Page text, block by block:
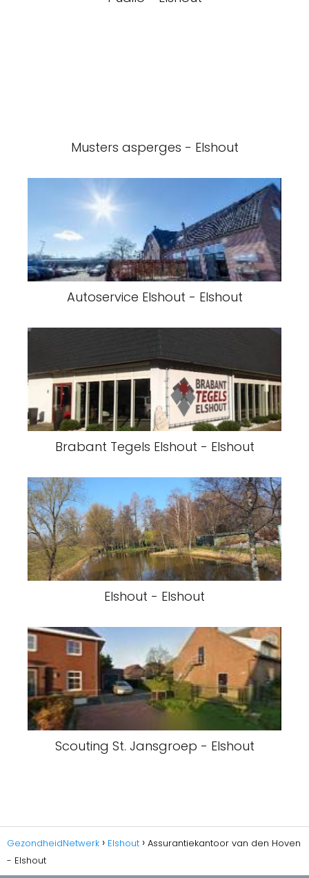
Musters asperges - Elshout
Autoservice Elshout - Elshout
Brabant Tegels Elshout - Elshout
Elshout - Elshout
Scouting St. Jansgroep - Elshout
GezondheidNetwerk Elshout
Assurantiekantoor van den Hoven
- Elshout